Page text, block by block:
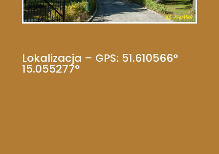
Lokalizacja – GPS: 51.610566°
15.055277°